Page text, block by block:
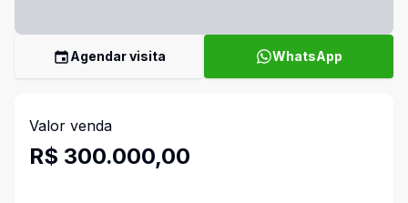
Agendar visita WhatsApp
Valor venda
R$ 300.000,00